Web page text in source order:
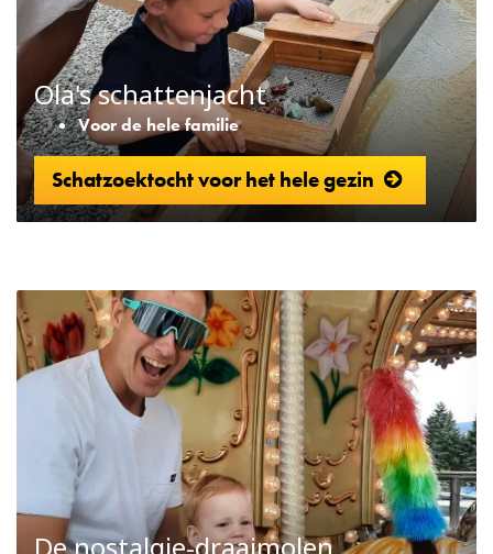
Ola's schattenjacht
Voor de hele familie
Schatzoektocht voor het hele gezin